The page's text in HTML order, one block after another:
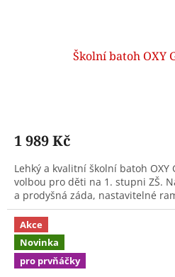
Školní batoh OXY
1 989 Kč
Lehký a kvalitní školní batoh
volbou pro děti na 1. stupni ZŠ.
a prodyšná záda, nastavitelné
Akce
Novinka
pro prvňáčky